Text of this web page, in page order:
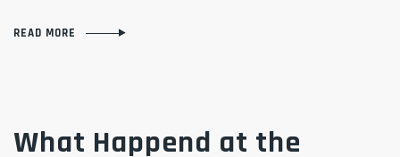
READ MORE
What Happend at the